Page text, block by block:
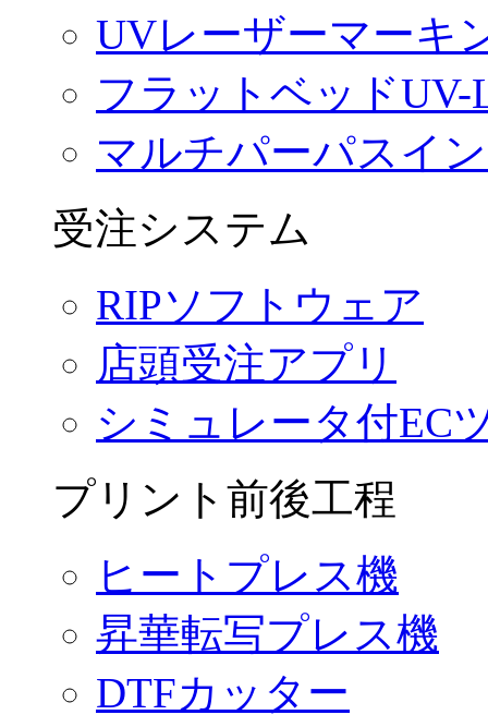
UVレーザーマーキ
フラットベッド
マルチパーパスイ
受注システム
RIPソフトウェア
店頭受注アプリ
シミュレータ付EC
プリント前後工程
ヒートプレス機
昇華転写プレス機
DTFカッター